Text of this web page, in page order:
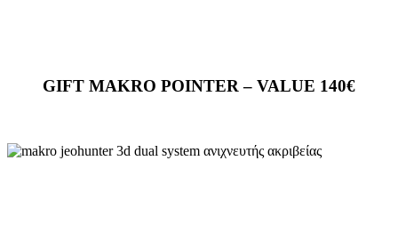
GIFT MAKRO POINTER – VALUE 140€